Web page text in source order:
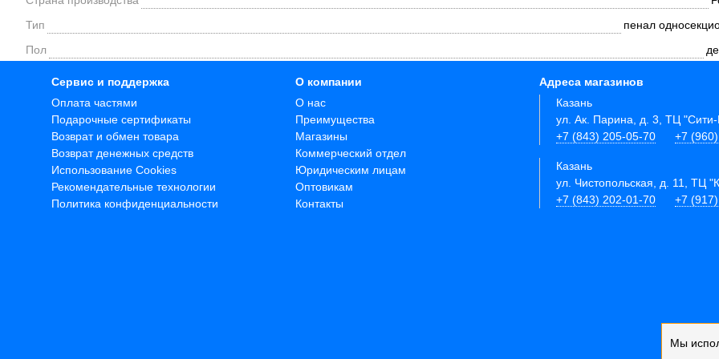
Тип
пенал
Пол
Сервис и поддержка
Оплата частями
Подарочные сертификаты
Возврат и обмен товара
Возврат денежных средств
Использование Cookies
Рекомендательные технологии
Политика конфиденциальности
О компании
О нас
Преимущества
Магазины
Коммерческий отдел
Юридическим лицам
Оптовикам
Контакты
Адреса магазинов
Казань
ул. Ак. Парина, д. 3, ТЦ
+7 (843) 205-05-70
+7
Казань
ул. Чистопольская, д. 11, ТЦ
+7 (843) 202-01-70
+7
Мы